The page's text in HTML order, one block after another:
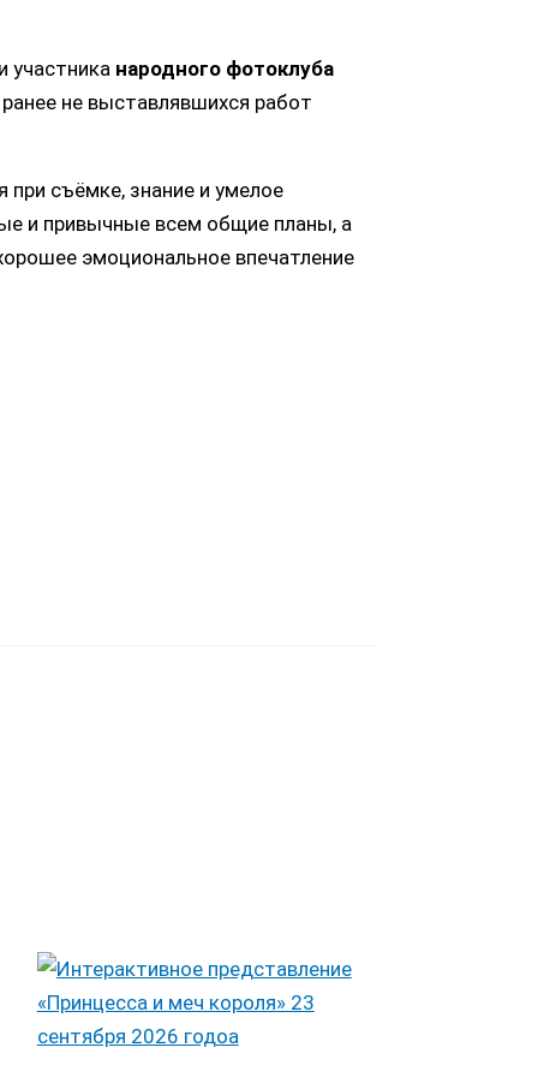
участника народного фотоклуба
не выставлявшихся работ
при съёмке, знание и умелое
и привычные всем общие планы, а
эмоциональное впечатление